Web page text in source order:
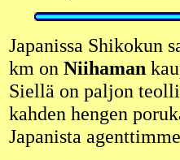
Japanissa Shikokun
km on Niihaman
Siellä on paljon
kahden hengen
Japanista